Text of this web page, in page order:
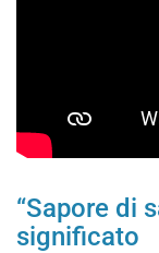
“Sapore di
significato